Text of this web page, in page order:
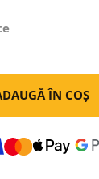
ÎN COȘ